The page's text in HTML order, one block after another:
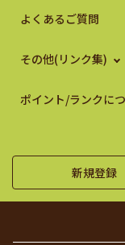
よくあるご質問
その他(リンク集)
ポイント/ランクに
新規登録